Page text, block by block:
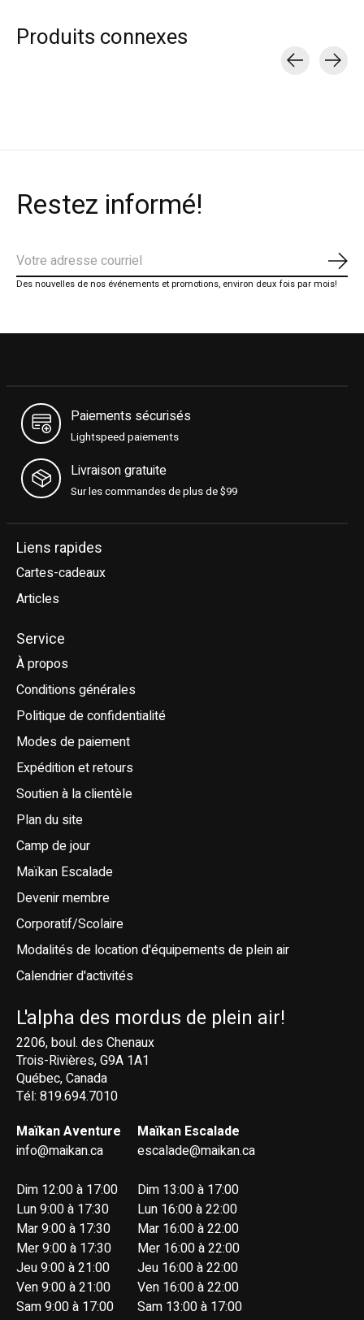
Produits connexes
Restez informé!
Des nouvelles de nos événements et promotions, environ deux fois par mois!
Paiements sécurisés
Lightspeed paiements
Livraison gratuite
Sur les commandes de plus de $99
Liens rapides
Cartes-cadeaux
Articles
Service
À propos
Conditions générales
Politique de confidentialité
Modes de paiement
Expédition et retours
Soutien à la clientèle
Plan du site
Camp de jour
Maïkan Escalade
Devenir membre
Corporatif/Scolaire
Modalités de location d'équipements de plein air
Calendrier d'activités
L'alpha des mordus de plein air!
2206, boul. des Chenaux
Trois-Rivières, G9A 1A1
Québec, Canada
Tél: 819.694.7010
Maïkan Aventure
info@maikan.ca
Dim 12:00 à 17:00
Lun 9:00 à 17:30
Mar 9:00 à 17:30
Mer 9:00 à 17:30
Jeu 9:00 à 21:00
Ven 9:00 à 21:00
Sam 9:00 à 17:00
Maïkan Escalade
escalade@maikan.ca
Dim 13:00 à 17:00
Lun 16:00 à 22:00
Mar 16:00 à 22:00
Mer 16:00 à 22:00
Jeu 16:00 à 22:00
Ven 16:00 à 22:00
Sam 13:00 à 17:00